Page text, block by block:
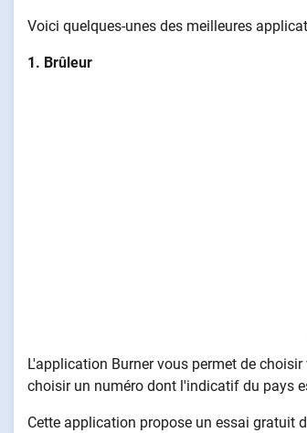
Voici quelques-unes des meilleures
1. Brûleur
L'application Burner vous permet de
choisir un numéro dont l'indicatif du pays
Cette application propose un essai gratuit